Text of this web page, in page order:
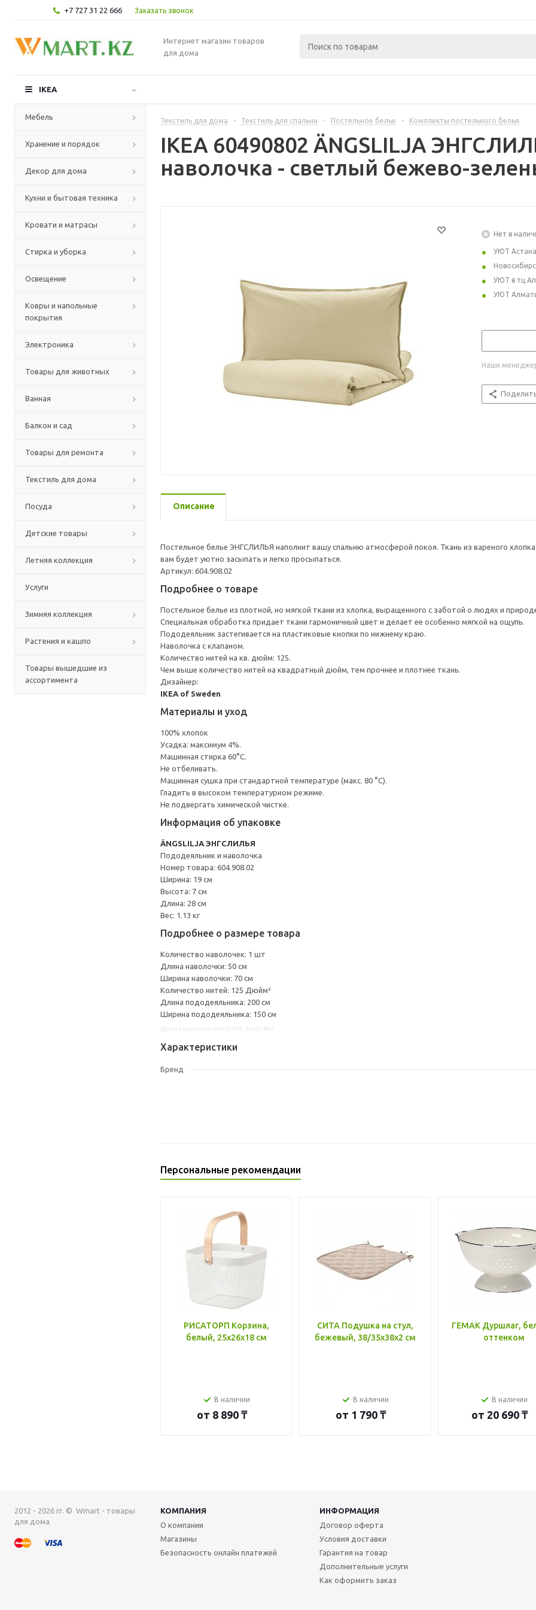
+7 727 31 22 666 Заказать звонок
Интернет магазин товаров
для дома
IKEA
Мебель
Хранение и порядок
Декор для дома
Кухни и бытовая техника
Кровати и матрасы
Стирка и уборка
Освещение
Ковры и напольные
покрытия
Электроника
Товары для животных
Ванная
Балкон и сад
Товары для ремонта
Текстиль для дома
Посуда
Детские товары
Летняя коллекция
Услуги
Зимняя коллекция
Растения и кашпо
Товары вышедшие из
ассортимента
Текстиль для дома - Текстиль для спальни - Постельное белье - Комплекты постельного белья
IKEA 60490802 ÄNGSLILJA
наволочка - светлый бежево-
Нет в
УЮТ Астана
УЮТ в тц
УЮТ
Наши
Описание
Постельное белье ЭНГСЛИЛЬЯ наполнит вашу спальню атмосферой покоя. Ткань из вареного
вам будет уютно засыпать и легко просыпаться.
Артикул: 604.908.02
Подробнее о товаре
Постельное белье из плотной, но мягкой ткани из хлопка, выращенного с заботой о людях и
Специальная обработка придает ткани гармоничный цвет и делает ее особенно мягкой на ощупь.
Пододеяльник застегивается на пластиковые кнопки по нижнему краю.
Наволочка с клапаном.
Количество нитей на кв. дюйм: 125.
Чем выше количество нитей на квадратный дюйм, тем прочнее и плотнее ткань.
Дизайнер:
IKEA of Sweden
Материалы и уход
100% хлопок
Усадка: максимум 4%.
Машинная стирка 60°С.
Не отбеливать.
Машинная сушка при стандартной температуре (макс. 80 °C).
Гладить в высоком температурном режиме.
Не подвергать химической чистке.
Информация об упаковке
ÄNGSLILJA ЭНГСЛИЛЬЯ
Пододеяльник и наволочка
Номер товара: 604.908.02
Ширина: 19 см
Высота: 7 см
Длина: 28 см
Вес: 1.13 кг
Подробнее о размере товара
Количество наволочек: 1 шт
Длина наволочки: 50 см
Ширина наволочки: 70 см
Количество нитей: 125 Дюйм²
Длина пододеяльника: 200 см
Ширина пододеяльника: 150 см
Характеристики
Бренд
Персональные рекомендации
РИСАТОРП Корзина,
белый, 25x26x18 см
В наличии
от 8 890 ₸
СИТА Подушка на стул,
бежевый, 38/35x38x2 см
В наличии
от 1 790 ₸
ГЕМАК Дуршлаг,
оттенком
В наличии
от 20 690 ₸
2012 - 2026 гг. © Wmart - товары
для дома
КОМПАНИЯ
ИНФОРМАЦИЯ
О компании
Магазины
Безопасность онлайн платежей
Договор оферта
Условия доставки
Гарантия на товар
Дополнительные услуги
Как оформить заказ